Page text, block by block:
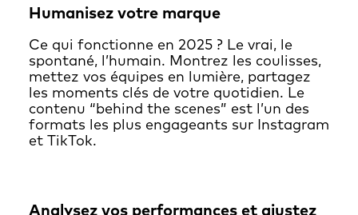
Humanisez votre marque
Ce qui fonctionne en 2025 ? Le vrai, le
spontané, l’humain. Montrez les coulisses,
mettez vos équipes en lumière, partagez
les moments clés de votre quotidien. Le
contenu “behind the scenes” est l’un des
formats les plus engageants sur Instagram
et TikTok.
Analysez vos performances et ajustez